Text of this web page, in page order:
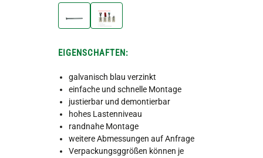
EIGENSCHAFTEN:
galvanisch blau verzinkt
einfache und schnelle Montage
justierbar und demontierbar
hohes Lastenniveau
randnahe Montage
weitere Abmessungen auf Anfrage
Verpackungsggrößen können je